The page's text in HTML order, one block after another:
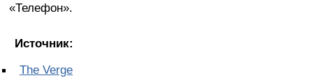
«Телефон».
Источник:
The Verge